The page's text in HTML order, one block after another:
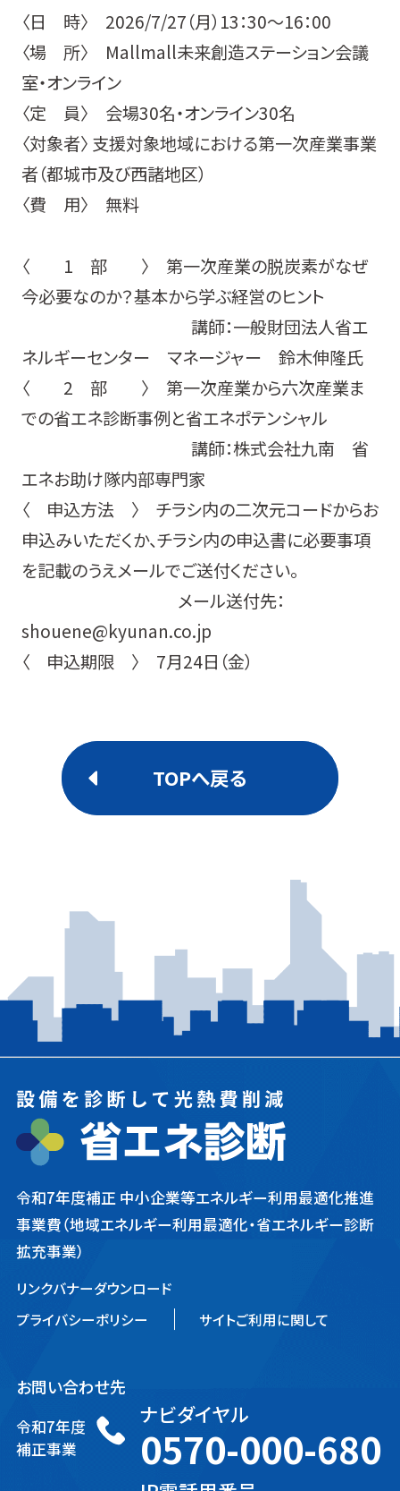
〈日 時〉 2026/7/27（月）13：30～16：00
〈場 所〉 Mallmall未来創造ステーション会議
室・オンライン
〈定 員〉 会場30名・オンライン30名
〈対象者〉 支援対象地域における第一次産業事業
者（都城市及び西諸地区）
〈費 用〉 無料
〈 1 部 〉 第一次産業の脱炭素がなぜ
今必要なのか？基本から学ぶ経営のヒント
講師：一般財団法人省エ
ネルギーセンター マネージャー 鈴木伸隆氏
〈 2 部 〉 第一次産業から六次産業ま
での省エネ診断事例と省エネポテンシャル
講師：株式会社九南 省
エネお助け隊内部専門家
〈 申込方法 〉 チラシ内の二次元コードからお
申込みいただくか、チラシ内の申込書に必要事項
を記載のうえメールでご送付ください。
メール送付先：
shouene@kyunan.co.jp
〈 申込期限 〉 7月24日（金）
TOPへ戻る
令和7年度補正 中小企業等エネルギー利用最適化推進
事業費（地域エネルギー利用最適化・省エネルギー診断
拡充事業）
リンクバナーダウンロード
プライバシーポリシー
サイトご利用に関して
お問い合わせ先
令和7年度
補正事業
ナビダイヤル
0570-000-680